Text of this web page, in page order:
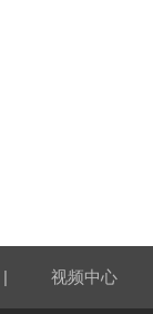
| 视频中心